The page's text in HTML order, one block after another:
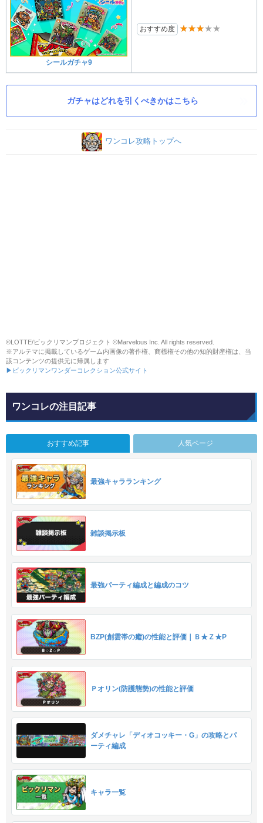
シールガチャ9
おすすめ度 ★★★★★
ガチャはどれを引くべきかはこちら
ワンコレ攻略トップへ
©LOTTE/ビックリマンプロジェクト ©Marvelous Inc. All rights reserved.
※アルテマに掲載しているゲーム内画像の著作権、商標権その他の知的財産権は、当
該コンテンツの提供元に帰属します
▶ビックリマンワンダーコレクション公式サイト
ワンコレの注目記事
おすすめ記事 人気ページ
最強キャラランキング
雑談掲示板
最強パーティ編成と編成のコツ
BZP(創雲帯の癒)の性能と評価｜Ｂ★Ｚ★P
Ｐオリン(防護態勢)の性能と評価
ダメチャレ「ディオコッキー・G」の攻略とパ
ーティ編成
キャラ一覧